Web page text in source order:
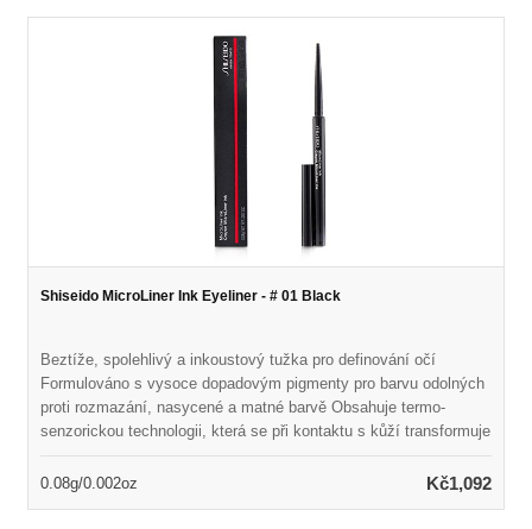
Shiseido MicroLiner Ink Eyeliner - # 01 Black
Beztíže, spolehlivý a inkoustový tužka pro definování očí
Formulováno s vysoce dopadovým pigmenty pro barvu odolných
proti rozmazání, nasycené a matné barvě Obsahuje termo-
senzorickou technologii, která se při kontaktu s kůží transformuje
24 hodin Mikro-tenký tužka může být tečkována mezi řasami
0.08g/0.002oz Kč1,092